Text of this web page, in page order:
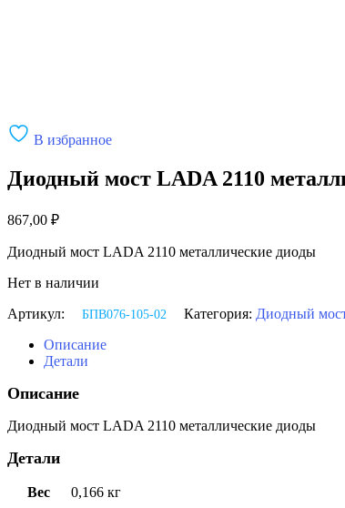
В избранное
Диодный мост LADA 2110
867,00 ₽
Диодный мост LADA 2110 металлические диоды
Нет в наличии
Артикул:
БПВ076-105-02 Категория: Диодный
Описание
Детали
Описание
Диодный мост LADA 2110 металлические диоды
Детали
Вес 0,166 кг